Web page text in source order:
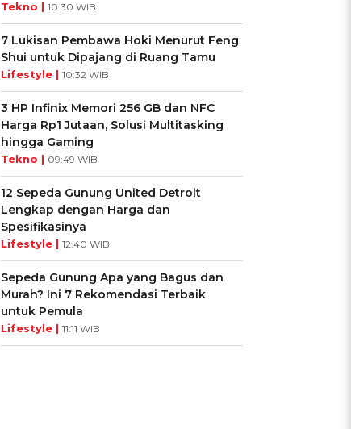
Tekno | 10:30 WIB
7 Lukisan Pembawa Hoki Menurut Feng
Shui untuk Dipajang di Ruang Tamu
Lifestyle | 10:32 WIB
3 HP Infinix Memori 256 GB dan NFC
Harga Rp1 Jutaan, Solusi Multitasking
hingga Gaming
Tekno | 09:49 WIB
12 Sepeda Gunung United Detroit
Lengkap dengan Harga dan
Spesifikasinya
Lifestyle | 12:40 WIB
Sepeda Gunung Apa yang Bagus dan
Murah? Ini 7 Rekomendasi Terbaik
untuk Pemula
Lifestyle | 11:11 WIB